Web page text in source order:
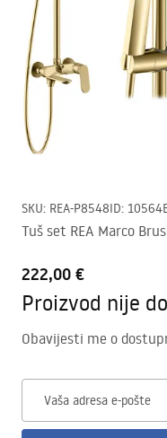
SKU: REA-P8548ID: 10564
Tuš set REA Marco
222,00 €
Proizvod nije
Obavijesti me o
Vaša adresa e-pošte